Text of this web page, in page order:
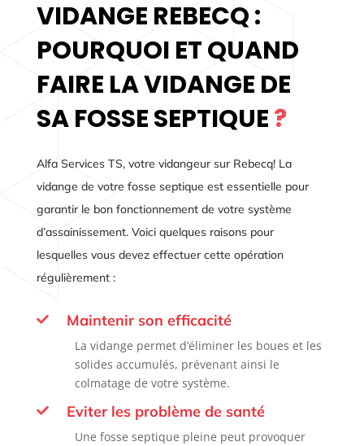
VIDANGE REBECQ :
POURQUOI ET QUAND
FAIRE LA VIDANGE DE
SA FOSSE SEPTIQUE?
Alfa Services TS, votre vidangeur sur Rebecq! La
vidange de votre fosse septique est essentielle pour
garantir le bon fonctionnement de votre système
d’assainissement. Voici quelques raisons pour
lesquelles vous devez effectuer cette opération
régulièrement :
 Maintenir son efficacité
La vidange permet d’éliminer les boues et les
solides accumulés, prévenant ainsi le
colmatage de votre système.
 Eviter les problème de santé
Une fosse septique pleine peut provoquer